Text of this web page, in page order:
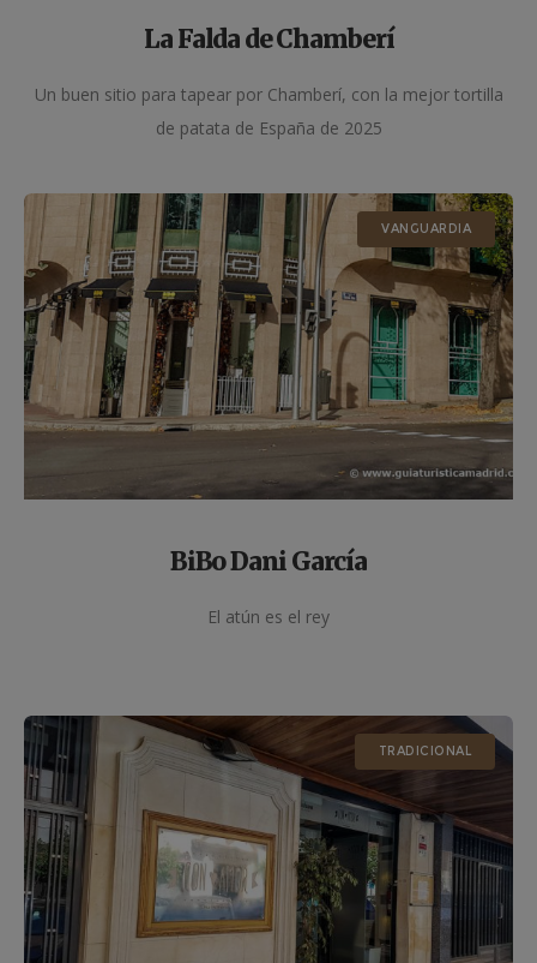
La Falda de Chamberí
Un buen sitio para tapear por Chamberí, con la mejor tortilla
de patata de España de 2025
VANGUARDIA
BiBo Dani García
El atún es el rey
TRADICIONAL